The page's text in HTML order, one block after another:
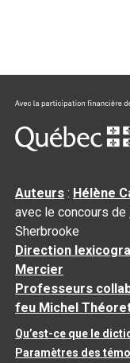
Auteurs : Hélène
avec le concours de
Sherbrooke
Direction
Mercier
Professeurs
feu Michel
Qu’est-ce que le
Paramètres des